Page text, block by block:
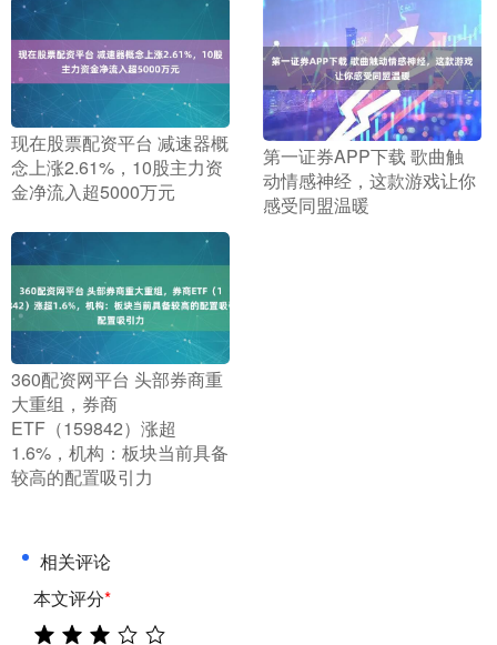
​现在股票配资平台 减速器概
念上涨2.61%，10股主力资
金净流入超5000万元
​第一证券APP下载 歌曲触
动情感神经，这款游戏让你
感受同盟温暖
​360配资网平台 头部券商重
大重组，券商
ETF（159842）涨超
1.6%，机构：板块当前具备
较高的配置吸引力
相关评论
本文评分*